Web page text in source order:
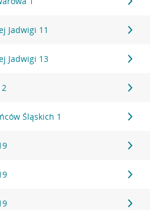
Jadwigi 11
Jadwigi 13
Śląskich 1